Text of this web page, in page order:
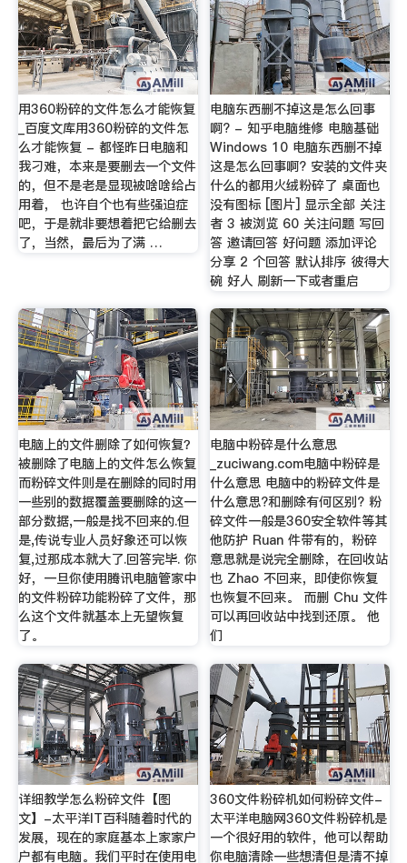
用360粉碎的文件怎么才能恢复
_百度文库用360粉碎的文件怎
么才能恢复 - 都怪昨日电脑和
我刁难，本来是要删去一个文件
的，但不是老是显现被啥啥给占
用着， 也许自个也有些强迫症
吧，于是就非要想着把它给删去
了，当然，最后为了满 …
电脑东西删不掉这是怎么回事
啊? - 知乎电脑维修 电脑基础
Windows 10 电脑东西删不掉
这是怎么回事啊? 安装的文件夹
什么的都用火绒粉碎了 桌面也
没有图标 [图片] 显示全部 关注
者 3 被浏览 60 关注问题 写回
答 邀请回答 好问题 添加评论
分享 2 个回答 默认排序 彼得大
碗 好人 刷新一下或者重启
电脑上的文件删除了如何恢复？
被删除了电脑上的文件怎么恢复
而粉碎文件则是在删除的同时用
一些别的数据覆盖要删除的这一
部分数据,一般是找不回来的.但
是,传说专业人员好象还可以恢
复,过那成本就大了.回答完毕. 你
好，一旦你使用腾讯电脑管家中
的文件粉碎功能粉碎了文件，那
么这个文件就基本上无望恢复
了。
电脑中粉碎是什么意思
_zuciwang.com电脑中粉碎是
什么意思 电脑中的粉碎文件是
什么意思?和删除有何区别? 粉
碎文件一般是360安全软件等其
他防护 Ruan 件带有的，粉碎
意思就是说完全删除，在回收站
也 Zhao 不回来，即使你恢复
也恢复不回来。 而删 Chu 文件
可以再回收站中找到还原。 他
们
详细教学怎么粉碎文件【图
文】-太平洋IT百科随着时代的
发展，现在的家庭基本上家家户
户都有电脑。我们平时在使用电
360文件粉碎机如何粉碎文件-
太平洋电脑网360文件粉碎机是
一个很好用的软件，他可以帮助
你电脑清除一些想清但是清不掉